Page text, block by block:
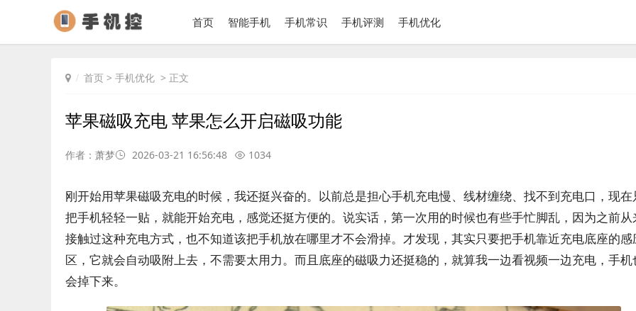
首页 智能手机 手机常识 手机评测 手机优化
首页 > 手机优化 > 正文
苹果磁吸充电 苹果怎么开启磁吸功能
作者：萧梦 2026-03-21 16:56:48 1034
刚开始用苹果磁吸充电的时候，我还挺兴奋的。以前总是担心手机充电慢、线材缠绕、找不到充电口，现在
把手机轻轻一贴，就能开始充电，感觉还挺方便的。说实话，第一次用的时候也有些手忙脚乱，因为之前从
接触过这种充电方式，也不知道该把手机放在哪里才不会滑掉。才发现，其实只要把手机靠近充电底座的感
区，它就会自动吸附上去，不需要太用力。而且底座的磁吸力还挺稳的，就算我一边看视频一边充电，手机
会掉下来。